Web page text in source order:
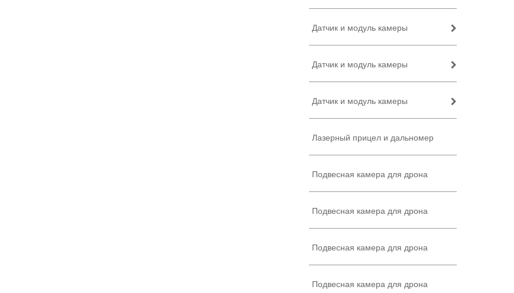
Датчик и модуль камеры
Датчик и модуль камеры
Датчик и модуль камеры
Лазерный прицел и дальномер
Подвесная камера для дрона
Подвесная камера для дрона
Подвесная камера для дрона
Подвесная камера для дрона